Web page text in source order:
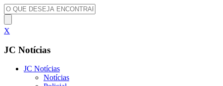
X
JC Notícias
JC Notícias
Notícias